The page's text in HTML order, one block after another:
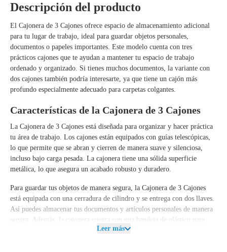
Descripción del producto
El Cajonera de 3 Cajones ofrece espacio de almacenamiento adicional
para tu lugar de trabajo, ideal para guardar objetos personales,
documentos o papeles importantes. Este modelo cuenta con tres
prácticos cajones que te ayudan a mantener tu espacio de trabajo
ordenado y organizado. Si tienes muchos documentos, la variante con
dos cajones también podría interesarte, ya que tiene un cajón más
profundo especialmente adecuado para carpetas colgantes.
Características de la Cajonera de 3 Cajones
La Cajonera de 3 Cajones está diseñada para organizar y hacer práctica
tu área de trabajo. Los cajones están equipados con guías telescópicas,
lo que permite que se abran y cierren de manera suave y silenciosa,
incluso bajo carga pesada. La cajonera tiene una sólida superficie
metálica, lo que asegura un acabado robusto y duradero.
Para guardar tus objetos de manera segura, la Cajonera de 3 Cajones
está equipada con una cerradura de cilindro y se entrega con dos llaves.
Así puedes almacenar tus documentos y artículos personales de manera
segura. Además, la cajonera cuenta con una bandeja de plástico para
, lo que es ideal para guardar pequeños accesorios de oficina,
Leer más